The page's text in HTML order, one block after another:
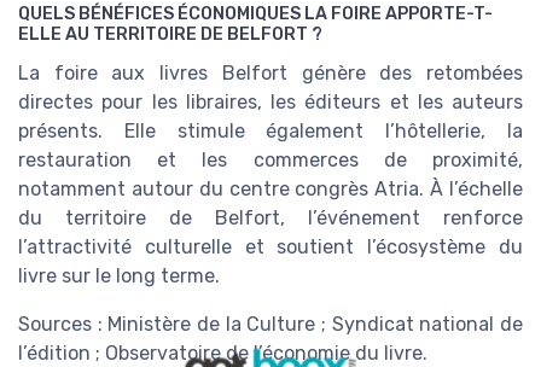
QUELS BÉNÉFICES ÉCONOMIQUES LA FOIRE APPORTE-T-
ELLE AU TERRITOIRE DE BELFORT ?
La foire aux livres Belfort génère des retombées
directes pour les libraires, les éditeurs et les auteurs
présents. Elle stimule également l’hôtellerie, la
restauration et les commerces de proximité,
notamment autour du centre congrès Atria. À l’échelle
du territoire de Belfort, l’événement renforce
l’attractivité culturelle et soutient l’écosystème du
livre sur le long terme.
Sources : Ministère de la Culture ; Syndicat national de
l’édition ; Observatoire de l’économie du livre.